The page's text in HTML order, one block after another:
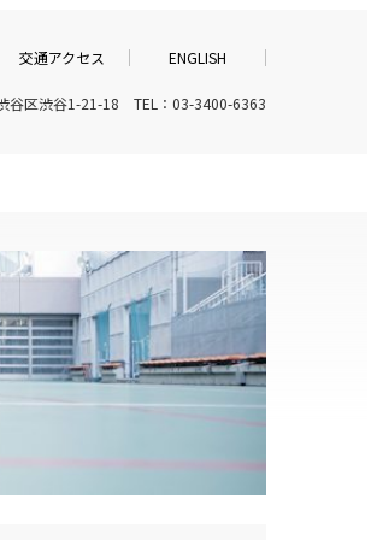
交通アクセス ENGLISH
谷区渋谷1-21-18 TEL：03-3400-6363